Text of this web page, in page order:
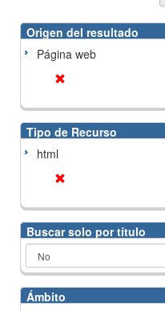
Origen del resultado
Página web
Tipo de Recurso
html
Buscar solo por título
Ámbito